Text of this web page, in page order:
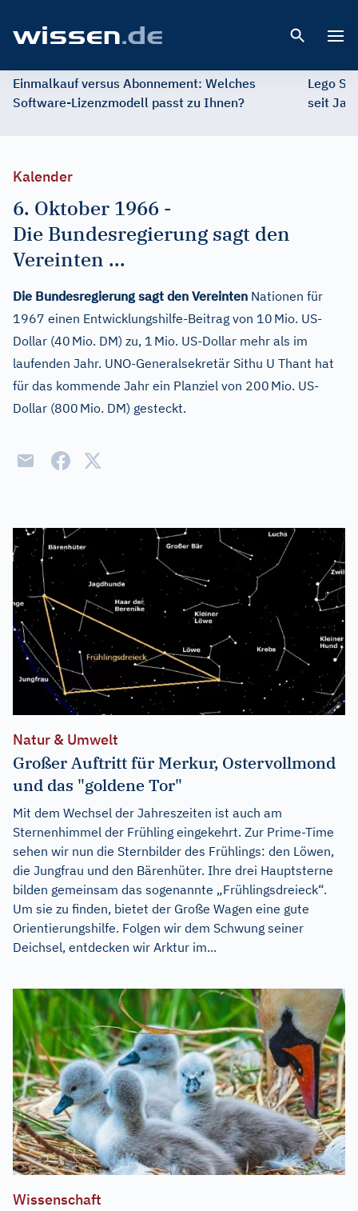
Einmalkauf versus Abonnement: Welches
Software-Lizenzmodell passt zu Ihnen?
Lego
seit
Kalender
6. Oktober 1966 -
Die Bundesregierung sagt den
Vereinten ...
Die Bundesregierung sagt den Vereinten Nationen für
1967 einen Entwicklungshilfe-Beitrag von 10 Mio. US-
Dollar (40 Mio. DM) zu, 1 Mio. US-Dollar mehr als im
laufenden Jahr. UNO-Generalsekretär Sithu U Thant hat
für das kommende Jahr ein Planziel von 200 Mio. US-
Dollar (800 Mio. DM) gesteckt.
Natur & Umwelt
Großer Auftritt für Merkur, Ostervollmond
und das "goldene Tor"
Mit dem Wechsel der Jahreszeiten ist auch am
Sternenhimmel der Frühling eingekehrt. Zur Prime-Time
sehen wir nun die Sternbilder des Frühlings: den Löwen,
die Jungfrau und den Bärenhüter. Ihre drei Hauptsterne
bilden gemeinsam das sogenannte „Frühlingsdreieck“.
Um sie zu finden, bietet der Große Wagen eine gute
Orientierungshilfe. Folgen wir dem Schwung seiner
Deichsel, entdecken wir Arktur im...
Wissenschaft